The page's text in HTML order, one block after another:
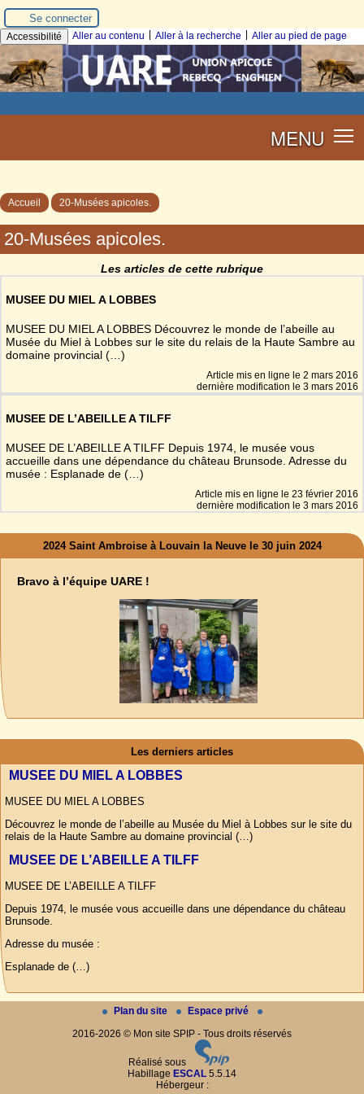
Se connecter
Accessibilité Aller au contenu Aller à la recherche Aller au pied de page
MENU
Accueil 20-Musées apicoles.
20-Musées apicoles.
Les articles de cette rubrique
MUSEE DU MIEL A LOBBES
MUSEE DU MIEL A LOBBES Découvrez le monde de l’abeille au
Musée du Miel à Lobbes sur le site du relais de la Haute Sambre au
domaine provincial (…)
Article mis en ligne le 2 mars 2016
dernière modification le 3 mars 2016
MUSEE DE L’ABEILLE A TILFF
MUSEE DE L’ABEILLE A TILFF Depuis 1974, le musée vous
accueille dans une dépendance du château Brunsode. Adresse du
musée : Esplanade de (…)
Article mis en ligne le 23 février 2016
dernière modification le 3 mars 2016
2024 Saint Ambroise à Louvain la Neuve le 30 juin 2024
Bravo à l’équipe UARE !
Les derniers articles
MUSEE DU MIEL A LOBBES
MUSEE DU MIEL A LOBBES
Découvrez le monde de l’abeille au Musée du Miel à Lobbes sur le site du
relais de la Haute Sambre au domaine provincial (…)
MUSEE DE L’ABEILLE A TILFF
MUSEE DE L’ABEILLE A TILFF
Depuis 1974, le musée vous accueille dans une dépendance du château
Brunsode.
Adresse du musée :
Esplanade de (…)
Plan du site
Espace privé
2016-2026 © Mon site SPIP - Tous droits réservés
Réalisé sous
Habillage ESCAL 5.5.14
Hébergeur :